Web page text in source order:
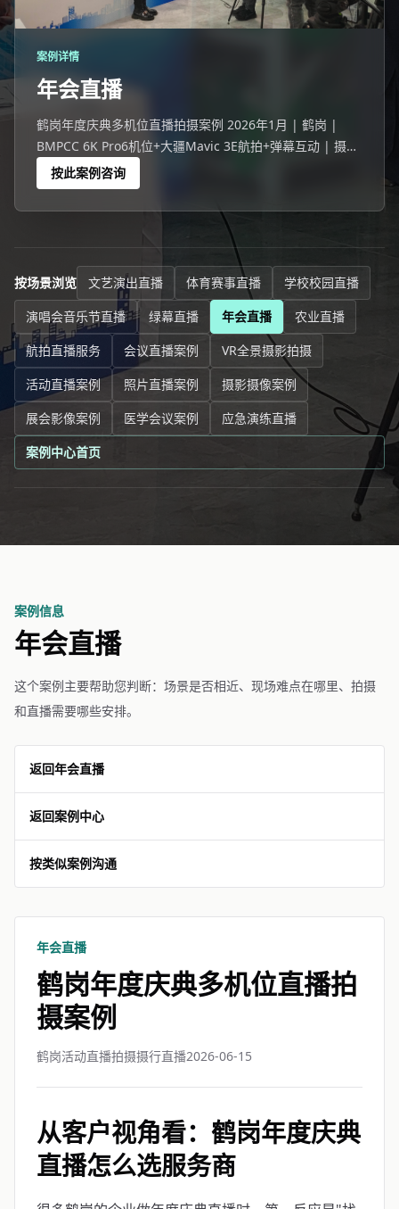
案例详情
年会直播
鹤岗年度庆典多机位直播拍摄案例 2026年1月 | 鹤岗 |
BMPCC 6K Pro6机位+大疆Mavic 3E航拍+弹幕互动 | 摄行
直播鹤岗团队 鹤岗一家企业341人线下+7031人在线的年度
庆典。
按此案例咨询
按场景浏览 文艺演出直播 体育赛事直播
学校校园直播
演唱会音乐节直播
绿幕直播 年会直播
农业直播
航拍直播服务
会议直播案例
VR全景摄影拍摄
活动直播案例
照片直播案例
摄影摄像案例
展会影像案例
医学会议案例
应急演练直播
案例中心首页
案例信息
年会直播
这个案例主要帮助您判断：场景是否相近、现场难点在哪里、拍摄
和直播需要哪些安排。
返回年会直播
返回案例中心
按类似案例沟通
年会直播
鹤岗年度庆典多机位直播拍
摄案例
鹤岗活动直播拍摄摄行直播2026-06-15
从客户视角看：鹤岗年度庆典
直播怎么选服务商